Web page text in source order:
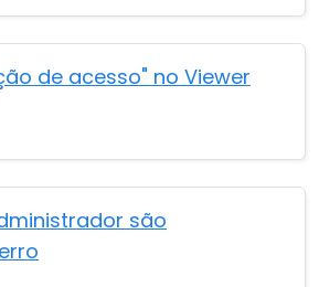
de acesso" no Viewer
são